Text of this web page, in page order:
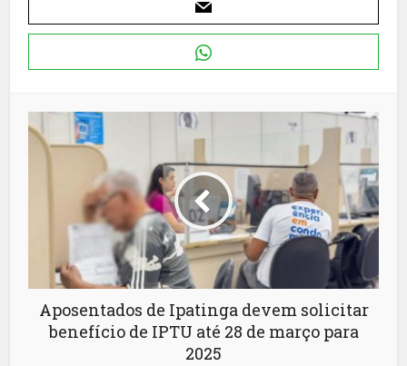
Aposentados de Ipatinga devem solicitar
benefício de IPTU até 28 de março para
2025